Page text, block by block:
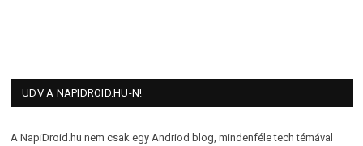
ÜDV A NAPIDROID.HU-N!
A NapiDroid.hu nem csak egy Andriod blog, mindenféle tech témával